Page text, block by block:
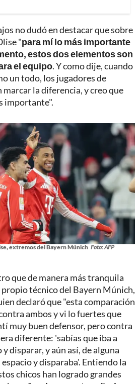
no dudó en destacar que sobre
"para mí lo más importante
estos dos elementos son
el equipo. Y como dije, cuando
un todo, los jugadores de
la diferencia, y creo que
importante".
extremos del Bayern Múnich Foto: AFP
que de manera más tranquila
técnico del Bayern Múnich,
declaró que "esta comparación
ambos y vi lo fuertes que
muy buen defensor, pero contra
diferente: 'sabías que iba a
disparar, y aún así, de alguna
y disparaba'. Entiendo la
chicos han logrado grandes